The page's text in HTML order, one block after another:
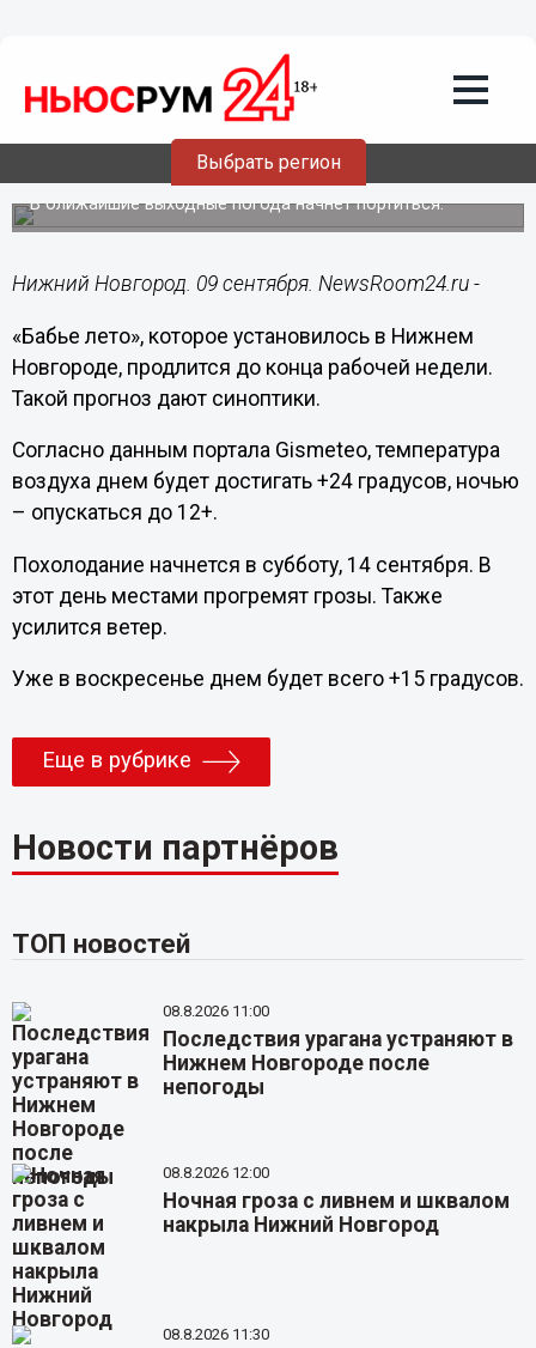
Выбрать регион
09.09.201911:32
«Бабье лето» продлится в Нижнем
Новгороде до 14 сентября
В ближайшие выходные погода начнет портиться.
Нижний Новгород. 09 сентября. NewsRoom24.ru -
«Бабье лето», которое установилось в Нижнем
Новгороде, продлится до конца рабочей недели.
Такой прогноз дают синоптики.
Согласно данным портала Gismeteo, температура
воздуха днем будет достигать +24 градусов, ночью
– опускаться до 12+.
Похолодание начнется в субботу, 14 сентября. В
этот день местами прогремят грозы. Также
усилится ветер.
Уже в воскресенье днем будет всего +15 градусов.
Еще в рубрике
Новости партнёров
ТОП новостей
08.8.2026 11:00
Последствия урагана устраняют в
Нижнем Новгороде после
непогоды
08.8.2026 12:00
Ночная гроза с ливнем и шквалом
накрыла Нижний Новгород
08.8.2026 11:30